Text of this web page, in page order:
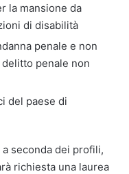
la mansione da
di disabilità
penale e non
penale non
del paese di
seconda dei profili,
richiesta una laurea